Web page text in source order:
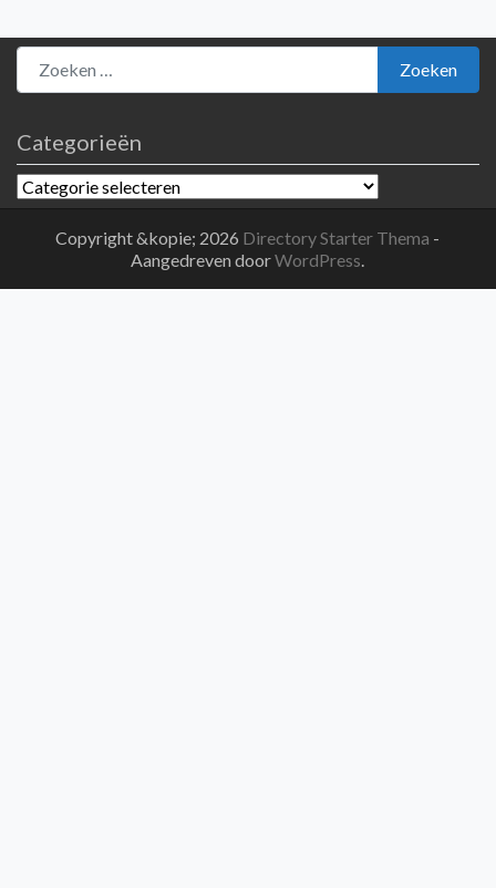
Zoeken naar:
Zoeken
Categorieën
Categorieën
Copyright &kopie; 2026 Directory Starter Thema -
Aangedreven doorWordPress